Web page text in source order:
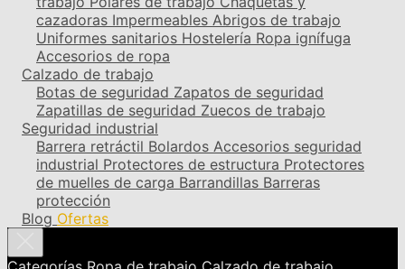
cazadoras Impermeables Abrigos de trabajo
Uniformes sanitarios Hostelería Ropa ignífuga
Accesorios de ropa
Calzado de trabajo
Botas de seguridad Zapatos de seguridad
Zapatillas de seguridad Zuecos de trabajo
Seguridad industrial
Barrera retráctil Bolardos Accesorios seguridad
industrial Protectores de estructura Protectores
de muelles de carga Barrandillas Barreras
protección
Blog Ofertas